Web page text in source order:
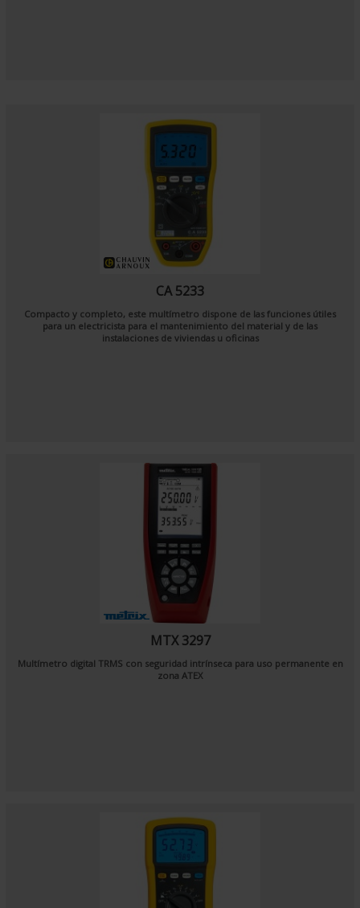
CA 5233
Compacto y completo, este multímetro dispone de las funciones útiles
para un electricista para el mantenimiento del material y de las
instalaciones de viviendas u oficinas
MTX 3297
Multímetro digital TRMS con seguridad intrínseca para uso permanente en
zona ATEX